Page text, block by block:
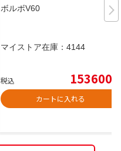
ボルボV60
マイストア在庫： 4144
税込 153600
カートに入れる